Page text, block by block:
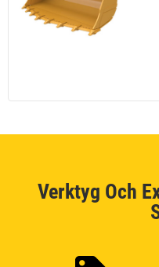
Verktyg Och